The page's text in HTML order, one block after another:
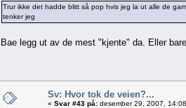
Trur ikke det hadde blitt så pop hvis jeg la ut alle de
tenker jeg
Bae legg ut av de mest "kjente" da. Eller
Sv: Hvor tok de veien?...
« Svar #43 på: desember 29, 2007,